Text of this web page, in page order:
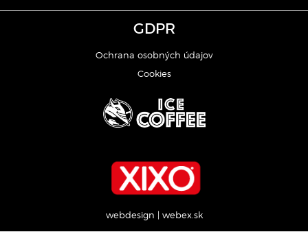
GDPR
Ochrana osobných údajov
Cookies
webdesign webex.sk